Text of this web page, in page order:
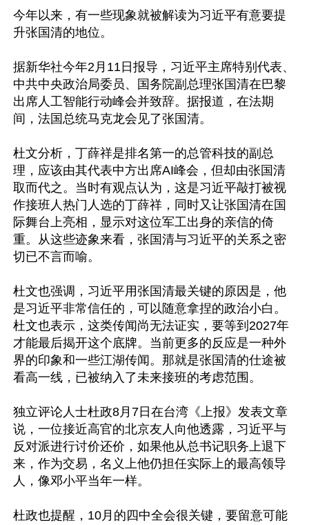
今年以来，有一些现象就被解读为习近平有意要提
升张国清的地位。
据新华社今年2月11日报导，习近平主席特别代表、
中共中央政治局委员、国务院副总理张国清在巴黎
出席人工智能行动峰会并致辞。据报道，在法期
间，法国总统马克龙会见了张国清。
杜文分析，丁薛祥是排名第一的总管科技的副总
理，应该由其代表中方出席AI峰会，但却由张国清
取而代之。当时有观点认为，这是习近平敲打被视
作接班人热门人选的丁薛祥，同时又让张国清在国
际舞台上亮相，显示对这位军工出身的亲信的倚
重。从这些迹象来看，张国清与习近平的关系之密
切已不言而喻。
杜文也强调，习近平用张国清最关键的原因是，他
是习近平非常信任的，可以随意拿捏的政治小白。
杜文也表示，这类传闻尚无法证实，要等到2027年
才能最后揭开这个底牌。当前更多的反应是一种外
界的印象和一些江湖传闻。那就是张国清的仕途被
看高一线，已被纳入了未来接班的考虑范围。
独立评论人士杜政8月7日在台湾《上报》发表文章
说，一位接近高官的北京友人向他透露，习近平与
反对派进行讨价还价，如果他从总书记职务上退下
来，作为交易，名义上他仍担任实际上的最高领导
人，像邓小平当年一样。
杜政也提醒，10月的四中全会很关键，要留意可能